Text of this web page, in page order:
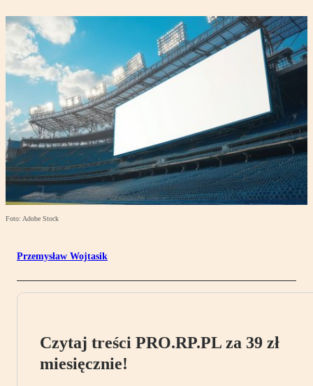
Foto: Adobe Stock
Przemysław Wojtasik
Czytaj treści PRO.RP.PL za 39 zł
miesięcznie!